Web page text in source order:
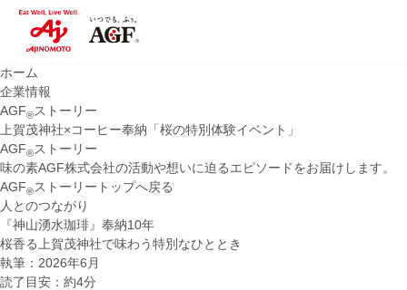
ホーム
企業情報
AGF®ストーリー
上賀茂神社×コーヒー奉納「桜の特別体験イベント」
AGF®ストーリー
味の素AGF株式会社の活動や想いに迫るエピソードをお届けします。
AGF®ストーリートップへ戻る
人とのつながり
『神山湧水珈琲』奉納10年
桜香る上賀茂神社で味わう特別なひととき
執筆：2026年6月
読了目安：約4分